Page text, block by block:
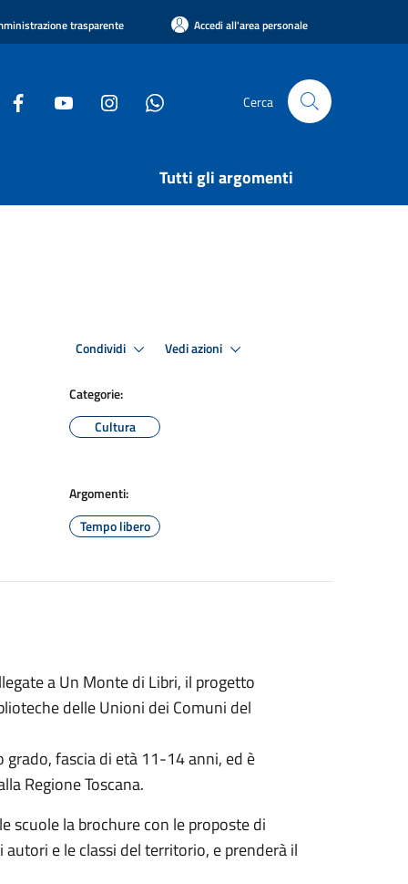
trasparente Accedi all'area personale
Cerca
Tutti gli argomenti
Condividi Vedi azioni
Categorie:
Cultura
Argomenti:
Tempo libero
a Un Monte di Libri, il progetto
delle Unioni dei Comuni del
fascia di età 11-14 anni, ed è
Regione Toscana.
scuole la brochure con le proposte di
e le classi del territorio, e prenderà il